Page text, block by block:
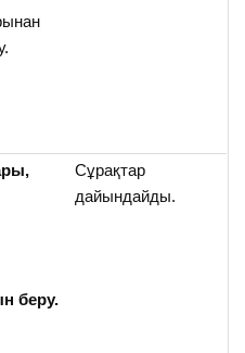
беру.
Сұрақтар
дайындайды.